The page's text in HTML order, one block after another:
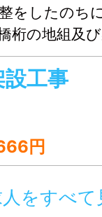
をしたのち
の地組及
を行った
ます 資材
って頂きま
、ポイン
ルを会社と
るシステム
って高収入
】
設工事
円
をすべて